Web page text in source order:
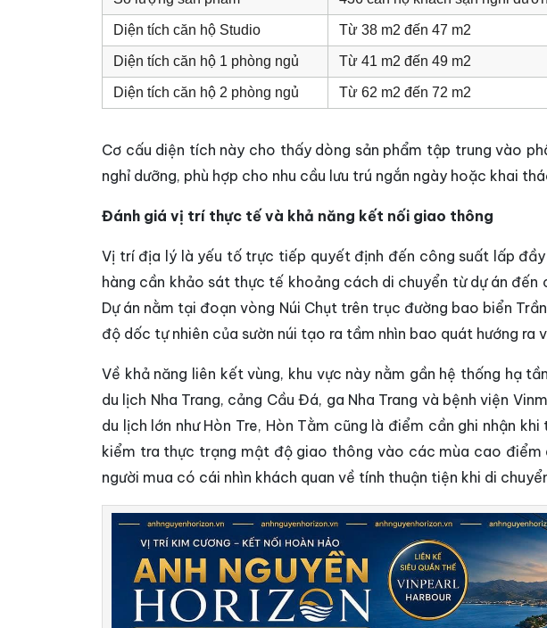
Diện tích căn hộ Studio Từ 38 m2 đến 47 m2
Diện tích căn hộ 1 phòng ngủ Từ 41 m2 đến 49 m2
Diện tích căn hộ 2 phòng ngủ Từ 62 m2 đến 72 m2
Cơ cấu diện tích này cho thấy dòng sản phẩm tập trung vào
nghỉ dưỡng, phù hợp cho nhu cầu lưu trú ngắn ngày hoặc khai
Đánh giá vị trí thực tế và khả năng kết nối giao thông
Vị trí địa lý là yếu tố trực tiếp quyết định đến công suất lấp
hàng cần khảo sát thực tế khoảng cách di chuyển từ dự án đến
Dự án nằm tại đoạn vòng Núi Chụt trên trục đường bao biển
độ dốc tự nhiên của sườn núi tạo ra tầm nhìn bao quát hướng ra
Về khả năng liên kết vùng, khu vực này nằm gần hệ thống hạ
du lịch Nha Trang, cảng Cầu Đá, ga Nha Trang và bệnh viện
du lịch lớn như Hòn Tre, Hòn Tằm cũng là điểm cần ghi nhận
kiểm tra thực trạng mật độ giao thông vào các mùa cao điểm
người mua có cái nhìn khách quan về tính thuận tiện khi di